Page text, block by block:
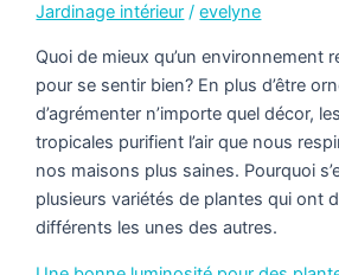
Jardinage intérieur /evelyne
Quoi de mieux qu’un environnement
pour se sentir bien? En plus d’être
d’agrémenter n’importe quel décor,
tropicales purifient l’air que nous
nos maisons plus saines. Pourquoi
plusieurs variétés de plantes qui ont
différents les unes des autres.